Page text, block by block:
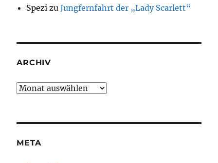
Spezi zuJungfernfahrt der „Lady Scarlett“
ARCHIV
Archiv
META